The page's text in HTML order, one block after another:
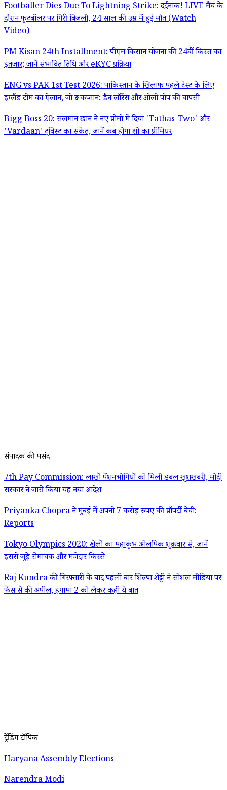
Footballer Dies Due To Lightning Strike: दर्दनाक! LIVE मैच के
दौरान फुटबॉलर पर गिरी बिजली, 24 साल की उम्र में हुई मौत (Watch
Video)
PM Kisan 24th Installment: पीएम किसान योजना की 24वीं किस्त का
इंतजार; जानें संभावित तिथि और eKYC प्रक्रिया
ENG vs PAK 1st Test 2026: पाकिस्तान के खिलाफ पहले टेस्ट के लिए
इंग्लैंड टीम का ऐलान, जो रूट कप्तान; डैन लॉरेंस और ओली पोप की वापसी
Bigg Boss 20: सलमान खान ने नए प्रोमो में दिया 'Tathas-Two' और
'Vardaan' ट्विस्ट का संकेत, जानें कब होगा शो का प्रीमियर
संपादक की पसंद
7th Pay Commission: लाखों पेंशनभोगियों को मिली डबल खुशखबरी, मोदी
सरकार ने जारी किया यह नया आदेश
Priyanka Chopra ने मुंबई में अपनी 7 करोड़ रुपए की प्रॉपर्टी बेची:
Reports
Tokyo Olympics 2020: खेलों का महाकुंभ ओलंपिक शुक्रवार से, जानें
इससे जुड़े रोमांचक और मजेदार किस्से
Raj Kundra की गिरफ्तारी के बाद पहली बार शिल्पा शेट्टी ने सोशल मीडिया पर
फैंस से की अपील, हंगामा 2 को लेकर कही ये बात
ट्रेंडिंग टॉपिक
Haryana Assembly Elections
Narendra Modi